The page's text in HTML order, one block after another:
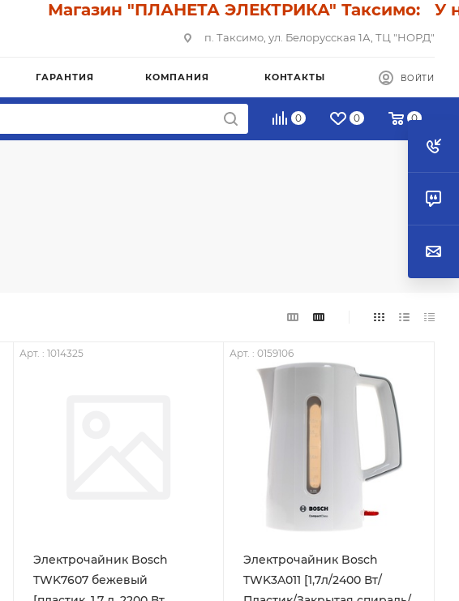
Магазин "ПЛАНЕТА ЭЛЕКТРИКА" Таксимо: У нас
п. Таксимо, ул. Белорусская 1А, ТЦ "НОРД"
ГАРАНТИЯ КОМПАНИЯ КОНТАКТЫ ВОЙТИ
0 0 0
Арт. : 1014325
Электрочайник Bosch
TWK7607 бежевый
Арт. : 0159106
Электрочайник Bosch
TWK3A011 [1,7л/2400 Вт/